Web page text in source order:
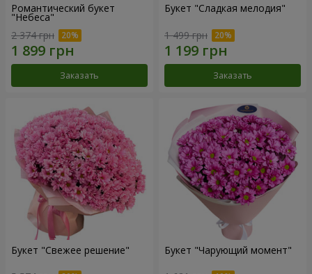
Романтический букет
"Небеса"
2 374 грн
Заказать
Букет "Сладкая мелодия"
1 499 грн
Заказать
Букет "Свежее решение" Букет "Чарующий момент"